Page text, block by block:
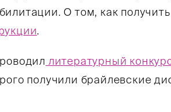
О том, как
.
литературный
получили брайлевские